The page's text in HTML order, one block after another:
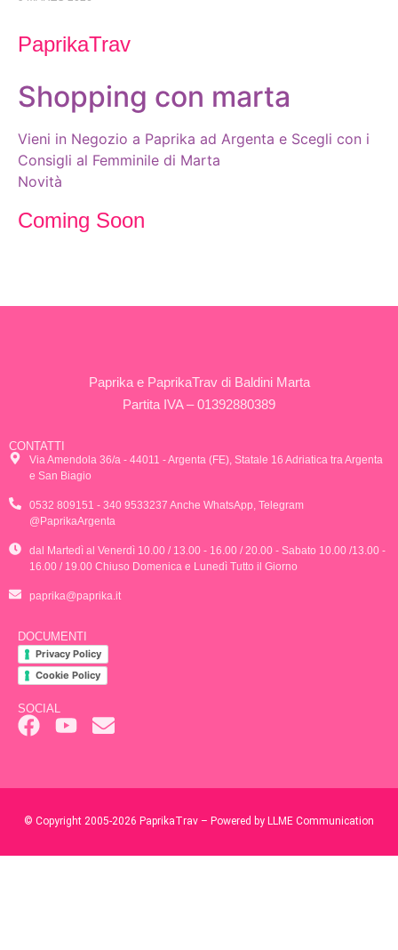
PaprikaTrav
Shopping con marta
Vieni in Negozio a Paprika ad Argenta e Scegli con i
Consigli al Femminile di Marta
Novità
Coming Soon
Paprika e PaprikaTrav di Baldini Marta
Partita IVA – 01392880389
CONTATTI
Via Amendola 36/a - 44011 - Argenta (FE), Statale 16 Adriatica tra Argenta
e San Biagio
0532 809151 - 340 9533237 Anche WhatsApp, Telegram
@PaprikaArgenta
dal Martedì al Venerdì 10.00 / 13.00 - 16.00 / 20.00 - Sabato 10.00 /13.00 -
16.00 / 19.00 Chiuso Domenica e Lunedì Tutto il Giorno
paprika@paprika.it
DOCUMENTI
Privacy Policy
Cookie Policy
SOCIAL
© Copyright 2005-2026 PaprikaTrav – Powered by LLME Communication